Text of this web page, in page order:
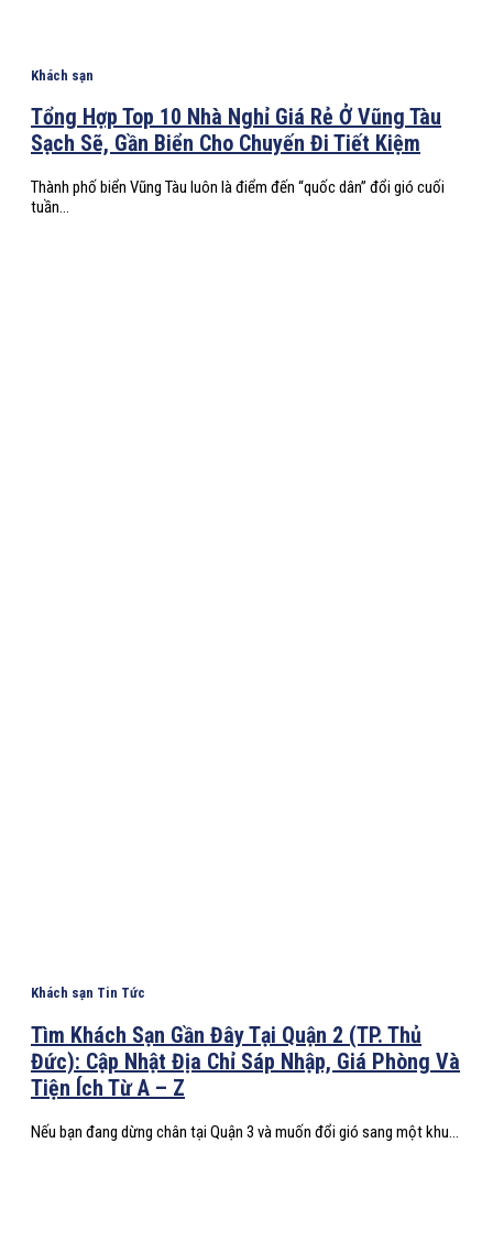
Khách sạn
Tổng Hợp Top 10 Nhà Nghỉ Giá Rẻ Ở Vũng Tàu
Sạch Sẽ, Gần Biển Cho Chuyến Đi Tiết Kiệm
Thành phố biển Vũng Tàu luôn là điểm đến “quốc dân” đổi gió cuối
tuần...
Khách sạn Tin Tức
Tìm Khách Sạn Gần Đây Tại Quận 2 (TP. Thủ
Đức): Cập Nhật Địa Chỉ Sáp Nhập, Giá Phòng Và
Tiện Ích Từ A – Z
Nếu bạn đang dừng chân tại Quận 3 và muốn đổi gió sang một khu...